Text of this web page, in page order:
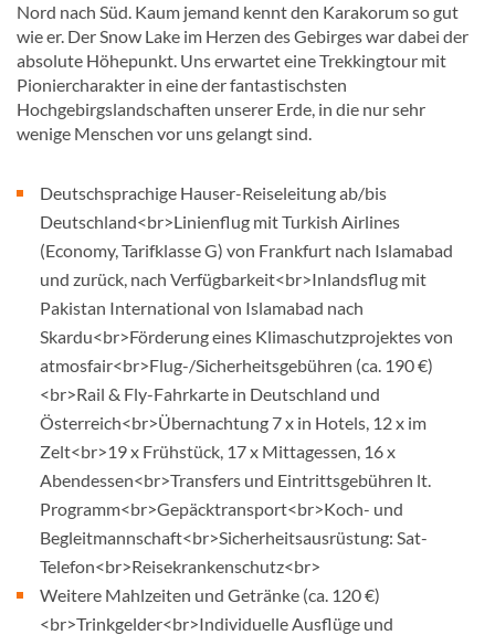
Nord nach Süd. Kaum jemand kennt den Karakorum so gut
wie er. Der Snow Lake im Herzen des Gebirges war dabei der
absolute Höhepunkt. Uns erwartet eine Trekkingtour mit
Pioniercharakter in eine der fantastischsten
Hochgebirgslandschaften unserer Erde, in die nur sehr
wenige Menschen vor uns gelangt sind.
Deutschsprachige Hauser-Reiseleitung ab/bis
Deutschland<br>Linienflug mit Turkish Airlines
(Economy, Tarifklasse G) von Frankfurt nach Islamabad
und zurück, nach Verfügbarkeit<br>Inlandsflug mit
Pakistan International von Islamabad nach
Skardu<br>Förderung eines Klimaschutzprojektes von
atmosfair<br>Flug-/Sicherheitsgebühren (ca. 190 €)
<br>Rail & Fly-Fahrkarte in Deutschland und
Österreich<br>Übernachtung 7 x in Hotels, 12 x im
Zelt<br>19 x Frühstück, 17 x Mittagessen, 16 x
Abendessen<br>Transfers und Eintrittsgebühren lt.
Programm<br>Gepäcktransport<br>Koch- und
Begleitmannschaft<br>Sicherheitsausrüstung: Sat-
Telefon<br>Reisekrankenschutz<br>
Weitere Mahlzeiten und Getränke (ca. 120 €)
<br>Trinkgelder<br>Individuelle Ausflüge und